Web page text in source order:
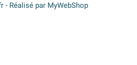
- Réalisé par MyWebShop